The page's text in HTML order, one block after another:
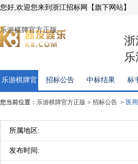
您好,欢迎您来到浙江招标网【旗下网站】
乐游棋牌官方正版
浙
乐游棋牌官
方正版
招标公告 中标结果 标
您当前位置： 乐游棋牌官方正版 > 招标公告 > 医
所属地区:
发布时间: